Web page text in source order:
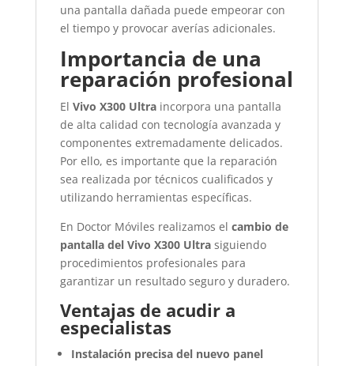
una pantalla dañada puede empeorar con
el tiempo y provocar averías adicionales.
Importancia de una
reparación profesional
El Vivo X300 Ultraincorpora una pantalla
de alta calidad con tecnología avanzada y
componentes extremadamente delicados.
Por ello, es importante que la reparación
sea realizada por técnicos cualificados y
utilizando herramientas específicas.
En Doctor Móviles realizamos el cambio de
pantalla del Vivo X300 Ultrasiguiendo
procedimientos profesionales para
garantizar un resultado seguro y duradero.
Ventajas de acudir a
especialistas
Instalación precisa del nuevo panel